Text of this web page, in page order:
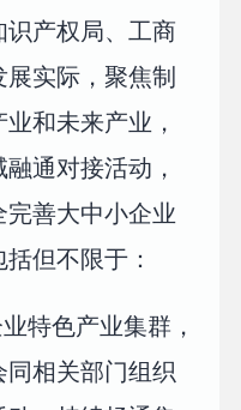
产权局、工商
实际，聚焦制
和未来产业，
通对接活动，
完善大中小企业
但不限于：
特色产业集群，
相关部门组织